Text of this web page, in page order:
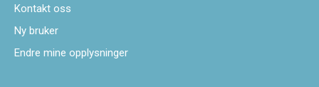
Kontakt oss
Ny bruker
Endre mine opplysninger